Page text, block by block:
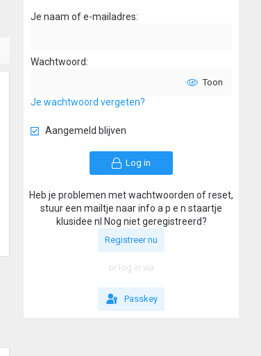
Je naam of e-mailadres
Wachtwoord
Toon
Je wachtwoord vergeten?
Aangemeld blijven
Log in
Heb je problemen met wachtwoorden of reset,
stuur een mailtje naar info a p e n staartje
klusidee nl Nog niet geregistreerd?
Registreer nu
or log in via
Passkey